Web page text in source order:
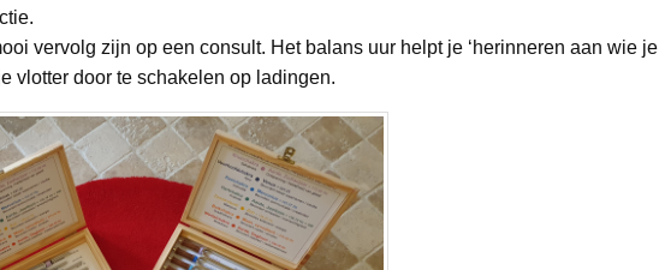
vervolg zijn op een consult. Het balans uur helpt je ‘herinneren aan wie je
vlotter door te schakelen op ladingen.